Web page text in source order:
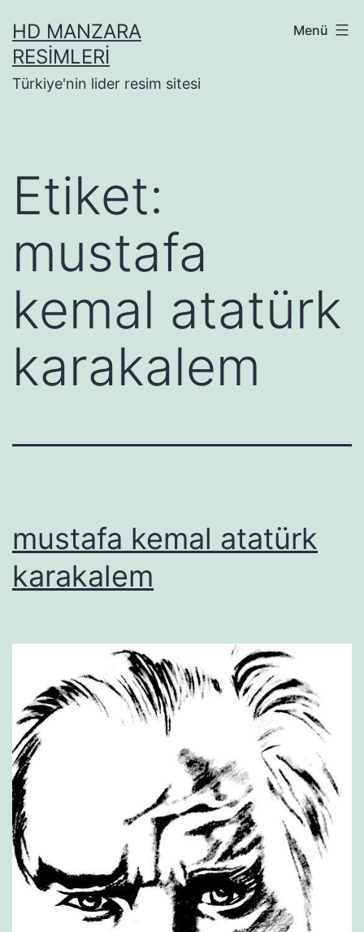
geçHD MANZARA
RESIMLERI
Türkiye'nin lider resim sitesi
Menü
Etiket:
mustafa
kemal atatürk
karakalem
mustafa kemal atatürk
karakalem